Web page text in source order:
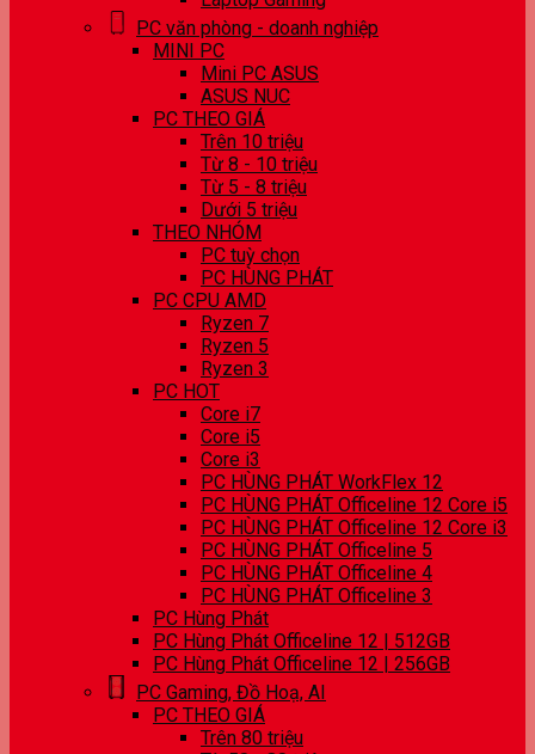
PC văn phòng - doanh nghiệp
MINI PC
Mini PC ASUS
ASUS NUC
PC THEO GIÁ
Trên 10 triệu
Từ 8 - 10 triệu
Từ 5 - 8 triệu
Dưới 5 triệu
THEO NHÓM
PC tuỳ chọn
PC HÙNG PHÁT
PC CPU AMD
Ryzen 7
Ryzen 5
Ryzen 3
PC HOT
Core i7
Core i5
Core i3
PC HÙNG PHÁT WorkFlex 12
PC HÙNG PHÁT Officeline 12 Core i5
PC HÙNG PHÁT Officeline 12 Core i3
PC HÙNG PHÁT Officeline 5
PC HÙNG PHÁT Officeline 4
PC HÙNG PHÁT Officeline 3
PC Hùng Phát
PC Hùng Phát Officeline 12 | 512GB
PC Hùng Phát Officeline 12 | 256GB
PC Gaming, Đồ Hoạ, AI
PC THEO GIÁ
Trên 80 triệu